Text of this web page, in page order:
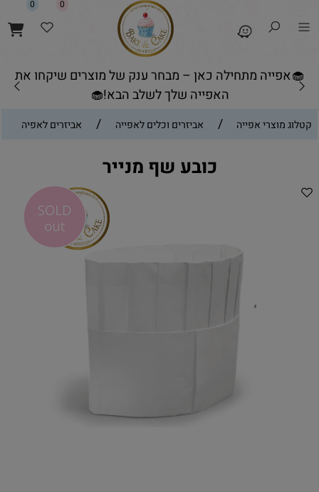
🧁אפייה מתחילה כאן – מבחר ענק של מוצרים שיקחו את
האפייה שלך לשלב הבא!🧁
0 0
קטלוג מוצרי אפייה / אביזרים וכלים לאפייה / אביזרים לאפיה
כובע שף מנייר